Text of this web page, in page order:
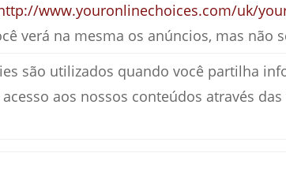
www.youronlinechoices.com/uk/
verá na mesma os anúncios, mas não
são utilizados quando você partilha
aos nossos conteúdos através